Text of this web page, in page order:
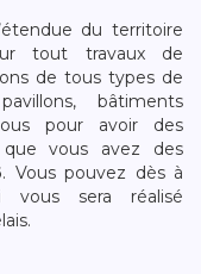
du territoire
tout travaux de
de tous types de
bâtiments
pour avoir des
que vous avez des
. Vous pouvez dès à
vous sera réalisé